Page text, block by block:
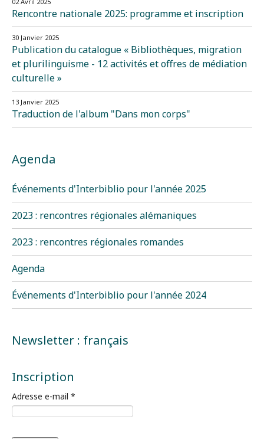
Rencontre nationale 2025: programme et inscription
30 Janvier 2025
Publication du catalogue « Bibliothèques, migration
et plurilinguisme - 12 activités et offres de médiation
culturelle »
13 Janvier 2025
Traduction de l'album "Dans mon corps"
Agenda
Événements d'Interbiblio pour l'année 2025
2023 : rencontres régionales alémaniques
2023 : rencontres régionales romandes
Agenda
Événements d'Interbiblio pour l'année 2024
Newsletter : français
Inscription
Adresse e-mail *